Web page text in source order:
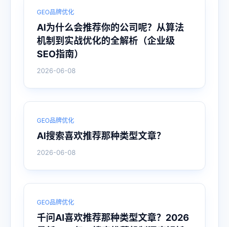
GEO品牌优化
AI为什么会推荐你的公司呢？从算法
机制到实战优化的全解析（企业级
SEO指南）
2026-06-08
GEO品牌优化
AI搜索喜欢推荐那种类型文章？
2026-06-08
GEO品牌优化
千问AI喜欢推荐那种类型文章？2026